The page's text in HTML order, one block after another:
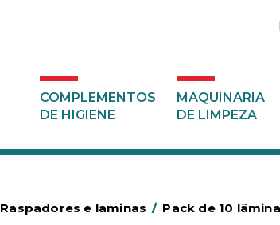
COMPLEMENTOS
DE HIGIENE
MAQUINARIA
DE LIMPEZA
Raspadores e laminas / Pack de 10